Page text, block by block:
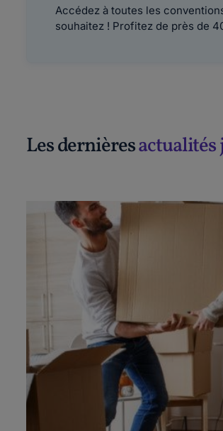
Accédez à toutes les
souhaitez ! Profitez de près de
Les dernières